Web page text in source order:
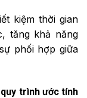
kiệm thời gian
tăng khả năng
phối hợp giữa
trình ước tính